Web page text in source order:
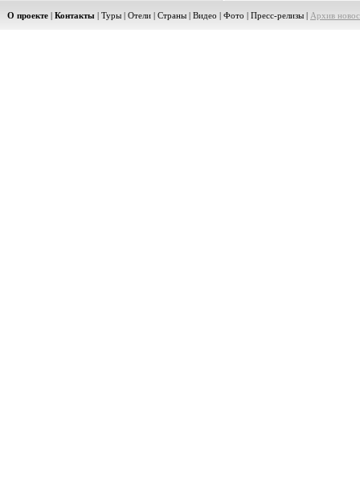
О проекте | Контакты | Туры | Отели | Страны | Видео | Фото | Пресс-релизы | Архив